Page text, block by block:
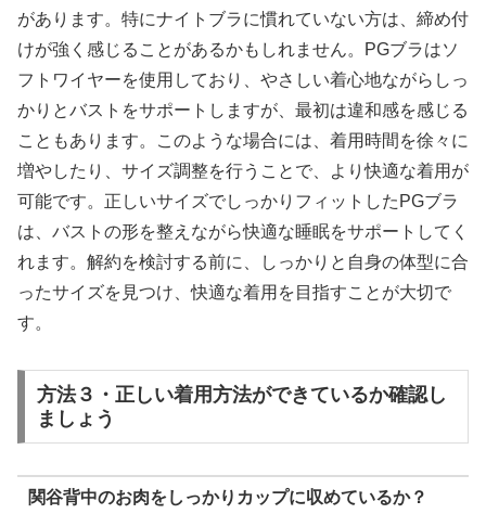
があります。特にナイトブラに慣れていない方は、締め付
けが強く感じることがあるかもしれません。PGブラはソ
フトワイヤーを使用しており、やさしい着心地ながらしっ
かりとバストをサポートしますが、最初は違和感を感じる
こともあります。このような場合には、着用時間を徐々に
増やしたり、サイズ調整を行うことで、より快適な着用が
可能です。正しいサイズでしっかりフィットしたPGブラ
は、バストの形を整えながら快適な睡眠をサポートしてく
れます。解約を検討する前に、しっかりと自身の体型に合
ったサイズを見つけ、快適な着用を目指すことが大切で
す。
方法３・正しい着用方法ができているか確認し
ましょう
関谷背中のお肉をしっかりカップに収めているか？